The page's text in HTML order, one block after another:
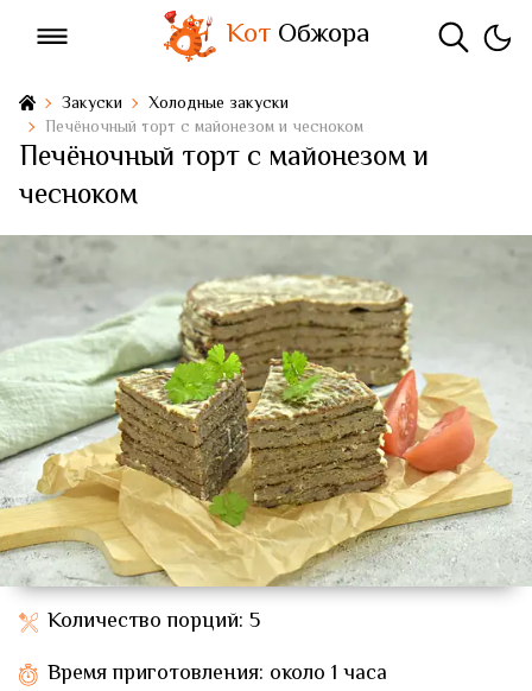
КотОбжора
Закуски
Холодные закуски
Печёночный торт с майонезом и чесноком
Печёночный торт с майонезом и
чесноком
Количество порций: 5
Время приготовления: около 1 часа